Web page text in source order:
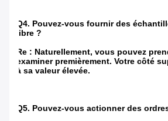
Q4. Pouvez-vous fournir des
libre ?
Re : Naturellement, vous pouvez
examiner premièrement. Votre côté
à sa valeur élevée.
Q5. Pouvez-vous actionner des